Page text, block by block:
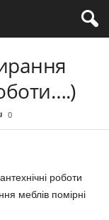
0
роботи
меблів помірні